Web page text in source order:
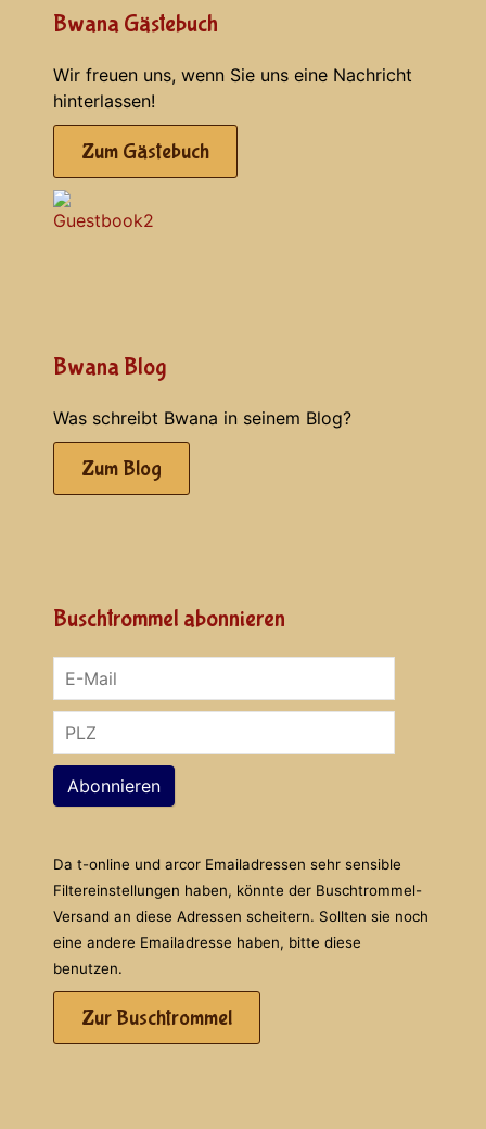
Bwana Gästebuch
Wir freuen uns, wenn Sie uns eine Nachricht
hinterlassen!
Zum Gästebuch
Bwana Blog
Was schreibt Bwana in seinem Blog?
Zum Blog
Buschtrommel abonnieren
Abonnieren
Da t-online und arcor Emailadressen sehr sensible
Filtereinstellungen haben, könnte der Buschtrommel-
Versand an diese Adressen scheitern. Sollten sie noch
eine andere Emailadresse haben, bitte diese
benutzen.
Zur Buschtrommel